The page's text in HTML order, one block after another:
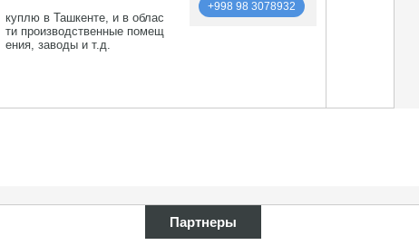
куплю в Ташкенте, и в облас
ти производственные помещ
ения, заводы и т.д.
+998 98 3078932
Партнеры